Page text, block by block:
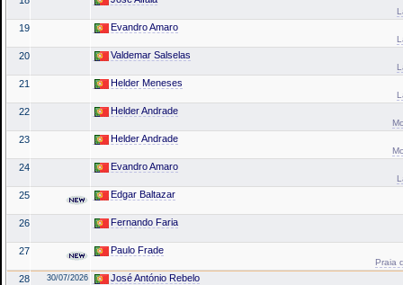
19 Evandro Amaro
20 Valdemar Salselas
21 Helder Meneses
22 Helder Andrade
23 Helder Andrade
24 Evandro Amaro
25 Edgar Baltazar
26 Fernando Faria
27 Paulo Frade
Praia
28 30/07/2026 José António Rebelo